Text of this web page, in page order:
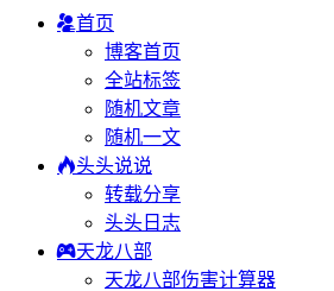
首页
博客首页
全站标签
随机文章
随机一文
头头说说
转载分享
头头日志
天龙八部
天龙八部伤害计算器